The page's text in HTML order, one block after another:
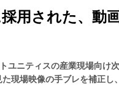
FRONTIER
VR／AR
フィールドサービス
組み込み画像技術
組み込みモデリング
FA
モビリティ
用された、動
ユニティスの産業現場向け
現場映像の手ブレを補正し